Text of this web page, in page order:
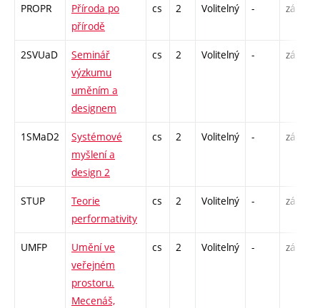
PROPR
Příroda po
přírodě
cs 2 Volitelný - zá
2SVUaD
Seminář
výzkumu
uměním a
designem
cs 2 Volitelný - zá
1SMaD2
Systémové
myšlení a
design 2
cs 2 Volitelný - zá
STUP
Teorie
performativity
cs 2 Volitelný - zá
UMFP
Umění ve
veřejném
prostoru.
Mecenáš,
cs 2 Volitelný - zá